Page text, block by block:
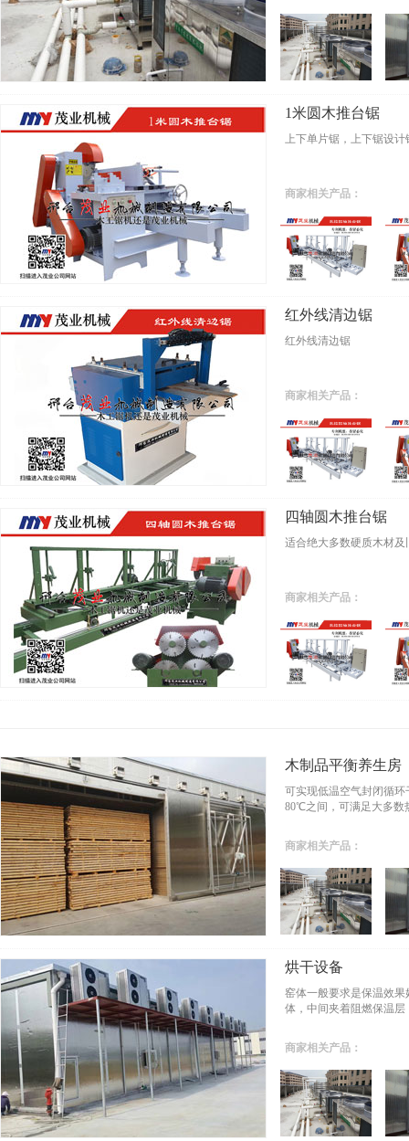
1米圆木推台锯
上下单片锯，上下锯设
商家相关产品：
红外线清边锯
红外线清边锯
商家相关产品：
四轴圆木推台锯
适合绝大多数硬质木材及
商家相关产品：
木制品平衡养生房
可实现低温空气封闭循
80℃之间，可满足大多数
商家相关产品：
烘干设备
窑体一般要求是保温效
体，中间夹着阻燃保温层
商家相关产品：